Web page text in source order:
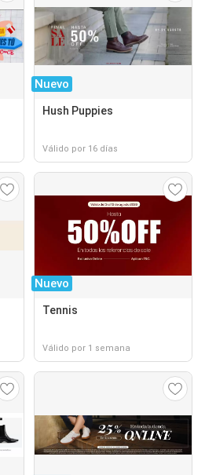
Nuevo
Hush Puppies
Válido por 16 días
Nuevo
Tennis
Válido por 1 semana